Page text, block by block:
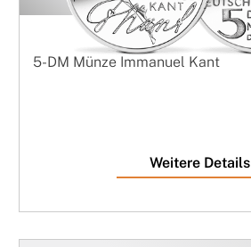
5-DM Münze Immanuel Kant
Weitere Details